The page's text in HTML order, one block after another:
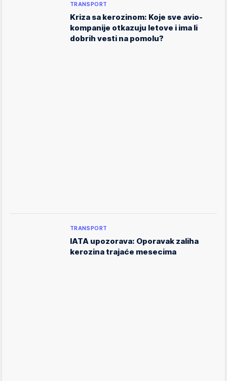
TRANSPORT
Kriza sa kerozinom: Koje sve avio-
kompanije otkazuju letove i ima li
dobrih vesti na pomolu?
TRANSPORT
IATA upozorava: Oporavak zaliha
kerozina trajaće mesecima